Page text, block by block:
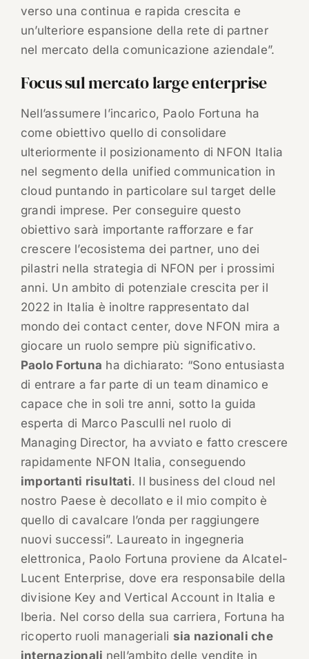
verso una continua e rapida crescita e
un’ulteriore espansione della rete di partner
nel mercato della comunicazione aziendale”.
Focus sul mercato large enterprise
Nell’assumere l’incarico, Paolo Fortuna ha
come obiettivo quello di consolidare
ulteriormente il posizionamento di NFON Italia
nel segmento della unified communication in
cloud puntando in particolare sul target delle
grandi imprese. Per conseguire questo
obiettivo sarà importante rafforzare e far
crescere l’ecosistema dei partner, uno dei
pilastri nella strategia di NFON per i prossimi
anni. Un ambito di potenziale crescita per il
2022 in Italia è inoltre rappresentato dal
mondo dei contact center, dove NFON mira a
giocare un ruolo sempre più significativo.
Paolo Fortuna ha dichiarato: “Sono entusiasta
di entrare a far parte di un team dinamico e
capace che in soli tre anni, sotto la guida
esperta di Marco Pasculli nel ruolo di
Managing Director, ha avviato e fatto crescere
rapidamente NFON Italia, conseguendo
importanti risultati. Il business del cloud nel
nostro Paese è decollato e il mio compito è
quello di cavalcare l’onda per raggiungere
nuovi successi”. Laureato in ingegneria
elettronica, Paolo Fortuna proviene da Alcatel-
Lucent Enterprise, dove era responsabile della
divisione Key and Vertical Account in Italia e
Iberia. Nel corso della sua carriera, Fortuna ha
ricoperto ruoli manageriali sia nazionali che
internazionali nell’ambito delle vendite in